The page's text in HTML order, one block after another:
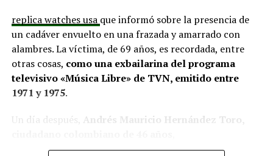
En la comuna deCuraco de Vélez, la alcaldesa Javiera
Yáñezindicó que históricamente la Subdere ha apoyado
a los municipios en diversos proyectos y que confía en
que durante el año se asignen nuevos recursos, aunque
reconoció una disminución evidente en comparación
ha presentado iniciativas por más de 200 millones de
a los esfuerzos, los fondos aún no han llegado,
replica watches usa que informó sobre la presencia de
un cadáver envuelto en una frazada y amarrado con
alambres. La víctima, de 69 años, es recordada, entre
otras cosas, como una exbailarina del programa
televisivo «Música Libre» de TVN, emitido entre
1971 y 1975.
Un día después,
Andrés Mauricio Hernández Toro,